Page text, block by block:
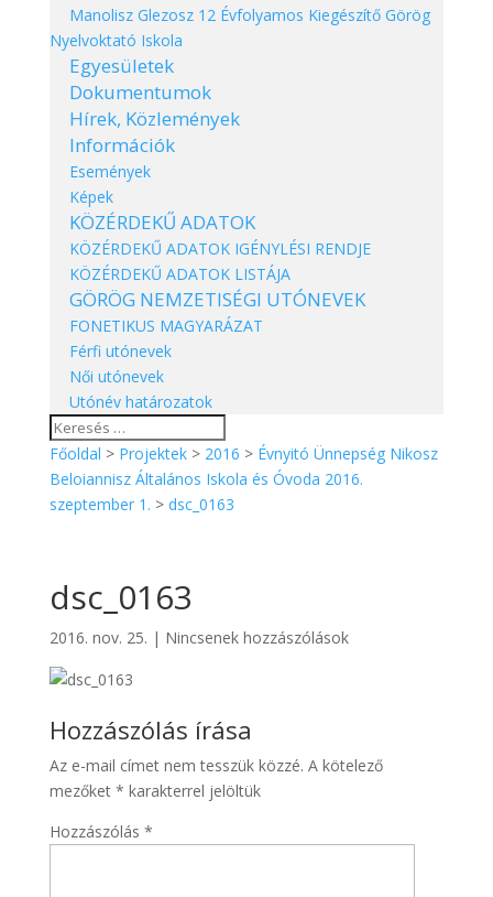
Manolisz Glezosz 12 Évfolyamos Kiegészítő Görög
Nyelvoktató Iskola
Egyesületek
Dokumentumok
Hírek, Közlemények
Információk
Események
Képek
KÖZÉRDEKŰ ADATOK
KÖZÉRDEKŰ ADATOK IGÉNYLÉSI RENDJE
KÖZÉRDEKŰ ADATOK LISTÁJA
GÖRÖG NEMZETISÉGI UTÓNEVEK
FONETIKUS MAGYARÁZAT
Férfi utónevek
Női utónevek
Utónév határozatok
Főoldal > Projektek> 2016 > Évnyitó Ünnepség Nikosz
Beloiannisz Általános Iskola és Óvoda 2016.
szeptember 1. > dsc_0163
dsc_0163
2016. nov. 25. | Nincsenek hozzászólások
Hozzászólás írása
Az e-mail címet nem tesszük közzé. A kötelező
mezőket * karakterrel jelöltük
Hozzászólás *